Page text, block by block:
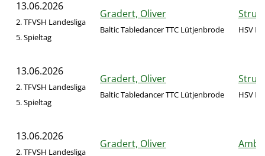
13.06.2026
2. TFVSH Landesliga
5. Spieltag
Gradert, Oliver
Baltic Tabledancer TTC Lütjenbrode HSV
13.06.2026
2. TFVSH Landesliga
5. Spieltag
Gradert, Oliver
Baltic Tabledancer TTC Lütjenbrode HSV
13.06.2026
2. TFVSH Landesliga
Gradert, Oliver